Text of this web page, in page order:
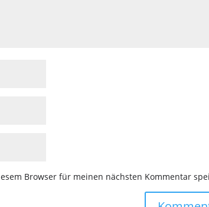
Browser für meinen nächsten Kommentar